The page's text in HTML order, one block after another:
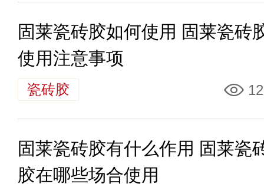
固莱瓷砖胶如何使用 固莱瓷砖
使用注意事项
瓷砖胶
固莱瓷砖胶有什么作用 固莱瓷
胶在哪些场合使用